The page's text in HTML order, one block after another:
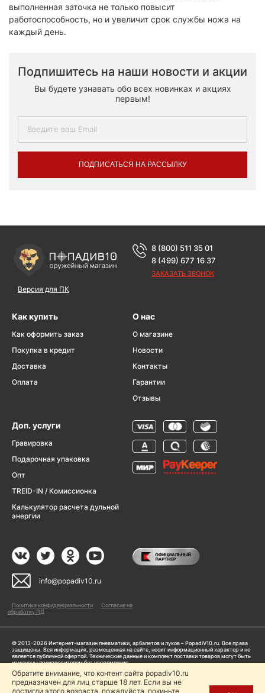
выполненная заточка не только повысит
работоспособность, но и увеличит срок службы ножа на
каждый день.
Подпишитесь на наши новости и акции
Вы будете узнавать обо всех новинках и акциях
первым!
ПОДПИСАТЬСЯ НА РАССЫЛКУ
Версия для ПК
8 (800) 511 35 01
8 (499) 677 16 37
ЗАКАЗАТЬ ЗВОНОК
Как купить
Как оформить заказ
Покупка в кредит
Доставка
Оплата
О нас
О магазине
Новости
Контакты
Гарантии
Отзывы
Доп. услуги
Гравировка
Подарочная упаковка
Опт
TREID-IN / Комиссионка
Калькулятор расчета дульной
энергии
info@popadiv10.ru
Политика конфиденциальности
Согласие на
обработку ПД
© 2013-2026 Интернет-магазин пневматики, арбалетов и луков – PopadiV10.ru. Все права
защищены. Вся информация, размещенная на сайте, носит информационный характер и не
является публичной офертой. Технические данные и комплект поставки товаров могут быть
изменены производителем без уведомления
Пользуясь сайтом Popadiv10.ru, пользователь автоматически соглашается с условиями,
прописанными в
Политике конфиденциальности
Обратите внимание, что контент сайта popadiv10.ru
предназначен для лиц старше 18 лет. Если вы не
достигли этого возраста, пожалуйста, покиньте